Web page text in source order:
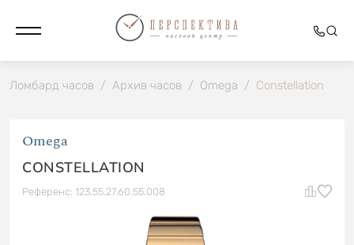
Ломбард часов / Архив часов / Omega / Constellation
Omega
CONSTELLATION
Референс: 123.55.27.60.55.008